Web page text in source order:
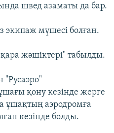
швед азаматы да бар.
мүшесі болған.
жәшіктері" табылды.
қону кезінде жерге
ұшақтың аэродромға
кезінде болды.